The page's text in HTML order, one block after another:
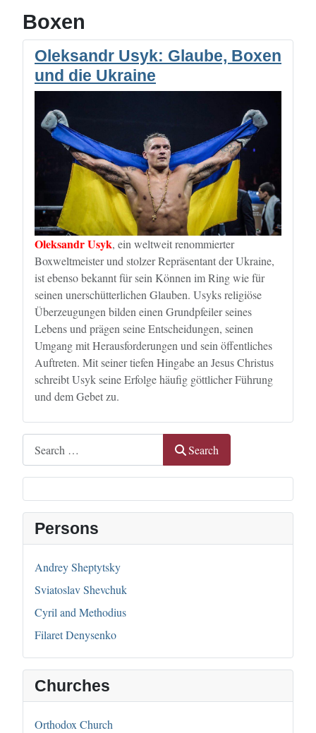
Search
Persons
Andrey Sheptytsky
Sviatoslav Shevchuk
Cyril and Methodius
Filaret Denysenko
Churches
Orthodox Church
Boxen
Oleksandr Usyk: Glaube, Boxen
und die Ukraine
Oleksandr Usyk, ein weltweit renommierter
Boxweltmeister und stolzer Repräsentant der Ukraine,
ist ebenso bekannt für sein Können im Ring wie für
seinen unerschütterlichen Glauben. Usyks religiöse
Überzeugungen bilden einen Grundpfeiler seines
Lebens und prägen seine Entscheidungen, seinen
Umgang mit Herausforderungen und sein öffentliches
Auftreten. Mit seiner tiefen Hingabe an Jesus Christus
schreibt Usyk seine Erfolge häufig göttlicher Führung
und dem Gebet zu.